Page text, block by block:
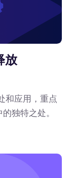
放
和应用，重点
独特之处。